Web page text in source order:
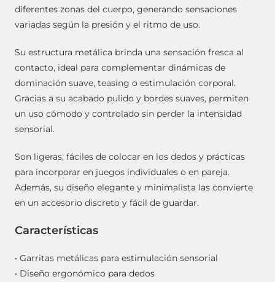
diferentes zonas del cuerpo, generando sensaciones
variadas según la presión y el ritmo de uso.
Su estructura metálica brinda una sensación fresca al
contacto, ideal para complementar dinámicas de
dominación suave, teasing o estimulación corporal.
Gracias a su acabado pulido y bordes suaves, permiten
un uso cómodo y controlado sin perder la intensidad
sensorial.
Son ligeras, fáciles de colocar en los dedos y prácticas
para incorporar en juegos individuales o en pareja.
Además, su diseño elegante y minimalista las convierte
en un accesorio discreto y fácil de guardar.
Características
• Garritas metálicas para estimulación sensorial
• Diseño ergonómico para dedos